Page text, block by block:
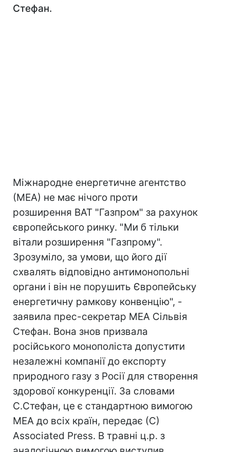
Стефан.
Міжнародне енергетичне агентство
(МЕА) не має нічого проти
розширення ВАТ "Газпром" за рахунок
європейського ринку. "Ми б тільки
вітали розширення "Газпрому".
Зрозуміло, за умови, що його дії
схвалять відповідно антимонопольні
органи і він не порушить Європейську
енергетичну рамкову конвенцію", -
заявила прес-секретар МЕА Сільвія
Стефан. Вона знов призвала
російського монополіста допустити
незалежні компанії до експорту
природного газу з Росії для створення
здорової конкуренції. За словами
С.Стефан, це є стандартною вимогою
МЕА до всіх країн, передає (С)
Associated Press. В травні ц.р. з